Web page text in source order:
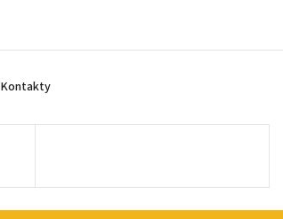
Kontakty